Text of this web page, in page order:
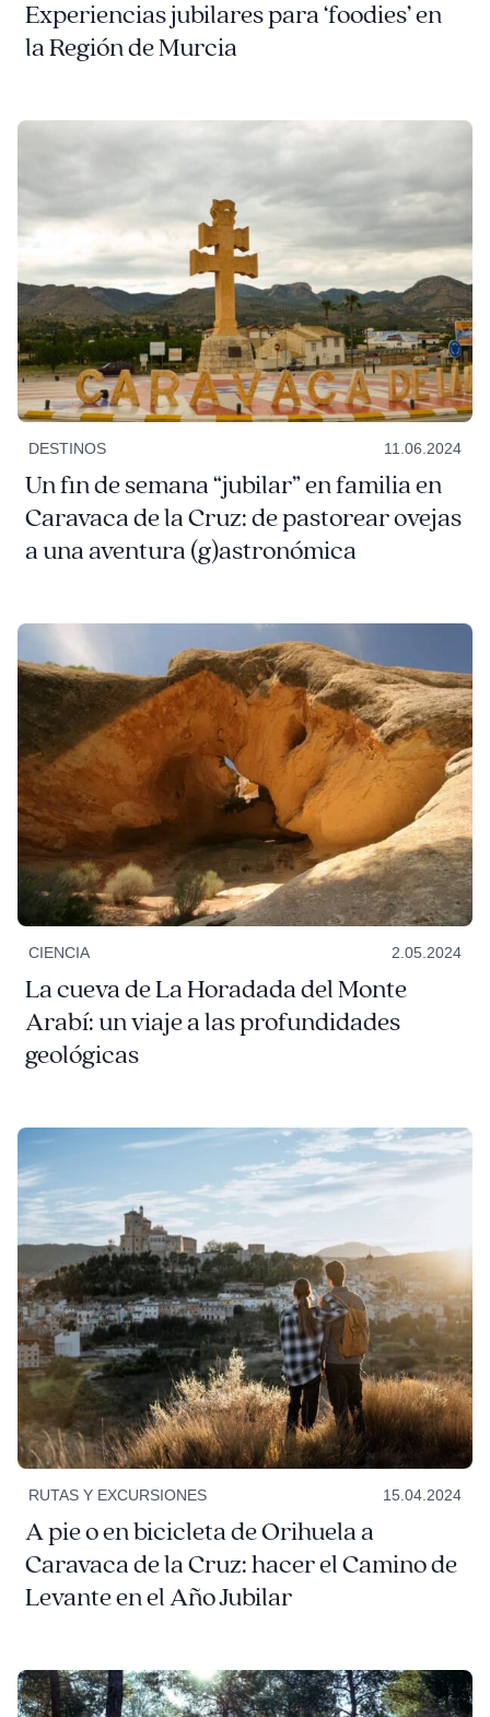
Experiencias jubilares para ‘foodies’ en
la Región de Murcia
DESTINOS 11.06.2024
Un fin de semana “jubilar” en familia en
Caravaca de la Cruz: de pastorear ovejas
a una aventura (g)astronómica
CIENCIA 2.05.2024
La cueva de La Horadada del Monte
Arabí: un viaje a las profundidades
geológicas
RUTAS Y EXCURSIONES 15.04.2024
A pie o en bicicleta de Orihuela a
Caravaca de la Cruz: hacer el Camino de
Levante en el Año Jubilar